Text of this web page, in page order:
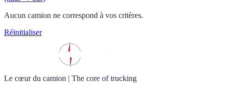
Aucun camion ne correspond à vos critères.
Réinitialiser
Le cœur du camion | The core of trucking